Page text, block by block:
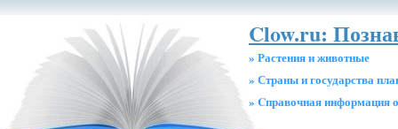
Clow.ru:
» Растения и животные
» Страны и государства
» Cправочная информация